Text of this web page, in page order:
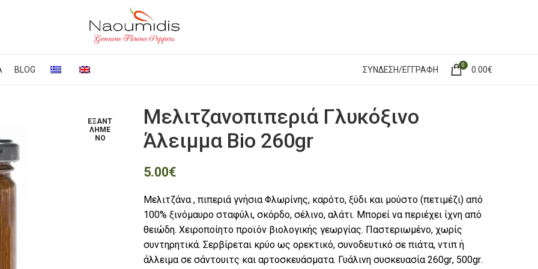
BLOG ΣΎΝΔΕΣΗ/ΕΓΓΡΑΦΉ 0 0.00€
ΕΞΑΝΤ
ΛΗΜΈ
ΝΟ
Μελιτζανοπιπεριά Γλυκόξινο
Άλειμμα Bio 260gr
5.00€
Μελιτζάνα , πιπεριά γνήσια Φλωρίνης, καρότο, ξύδι και μούστο (πετιμέζι) από
100% ξινόμαυρο σταφύλι, σκόρδο, σέλινο, αλάτι. Μπορεί να περιέχει ίχνη από
θειώδη. Χειροποίητο προϊόν βιολογικής γεωργίας. Παστεριωμένο, χωρίς
συντηρητικά. Σερβίρεται κρύο ως ορεκτικό, συνοδευτικό σε πιάτα, ντιπ ή
άλλειμα σε σάντουιτς και αρτοσκευάσματα. Γυάλινη συσκευασία 260gr, 500gr.